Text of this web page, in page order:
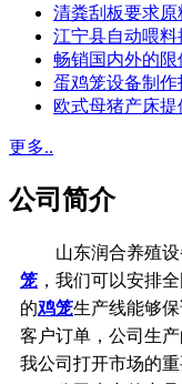
清粪刮板要求
江宁县自动喂料
畅销国内外的限
蛋鸡笼设备制作
欧式母猪产床提
更多..
公司简介
山东润合养殖设
笼 ，我们可以安排
的鸡笼生产线能够
客户订单，公司生产
我公司打开市场的重